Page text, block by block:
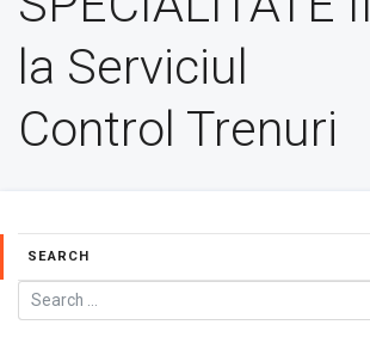
la Serviciul
Control Trenuri
SEARCH